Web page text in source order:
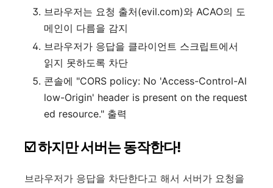
브라우저는 요청 출처(evil.com)와 ACAO의 도
메인이 다름을 감지
브라우저가 응답을 클라이언트 스크립트에서
읽지 못하도록 차단
콘솔에 "CORS policy: No 'Access-Control-Al
low-Origin' header is present on the request
ed resource." 출력
☑️ 하지만 서버는 동작한다!
브라우저가 응답을 차단한다고 해서 서버가 요청을